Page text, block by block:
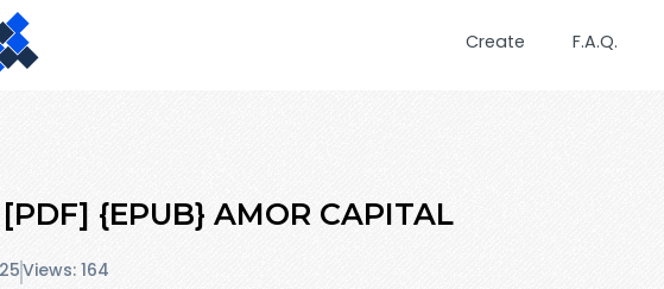
Create F.A.Q.
{EPUB} AMOR CAPITAL
Views: 164